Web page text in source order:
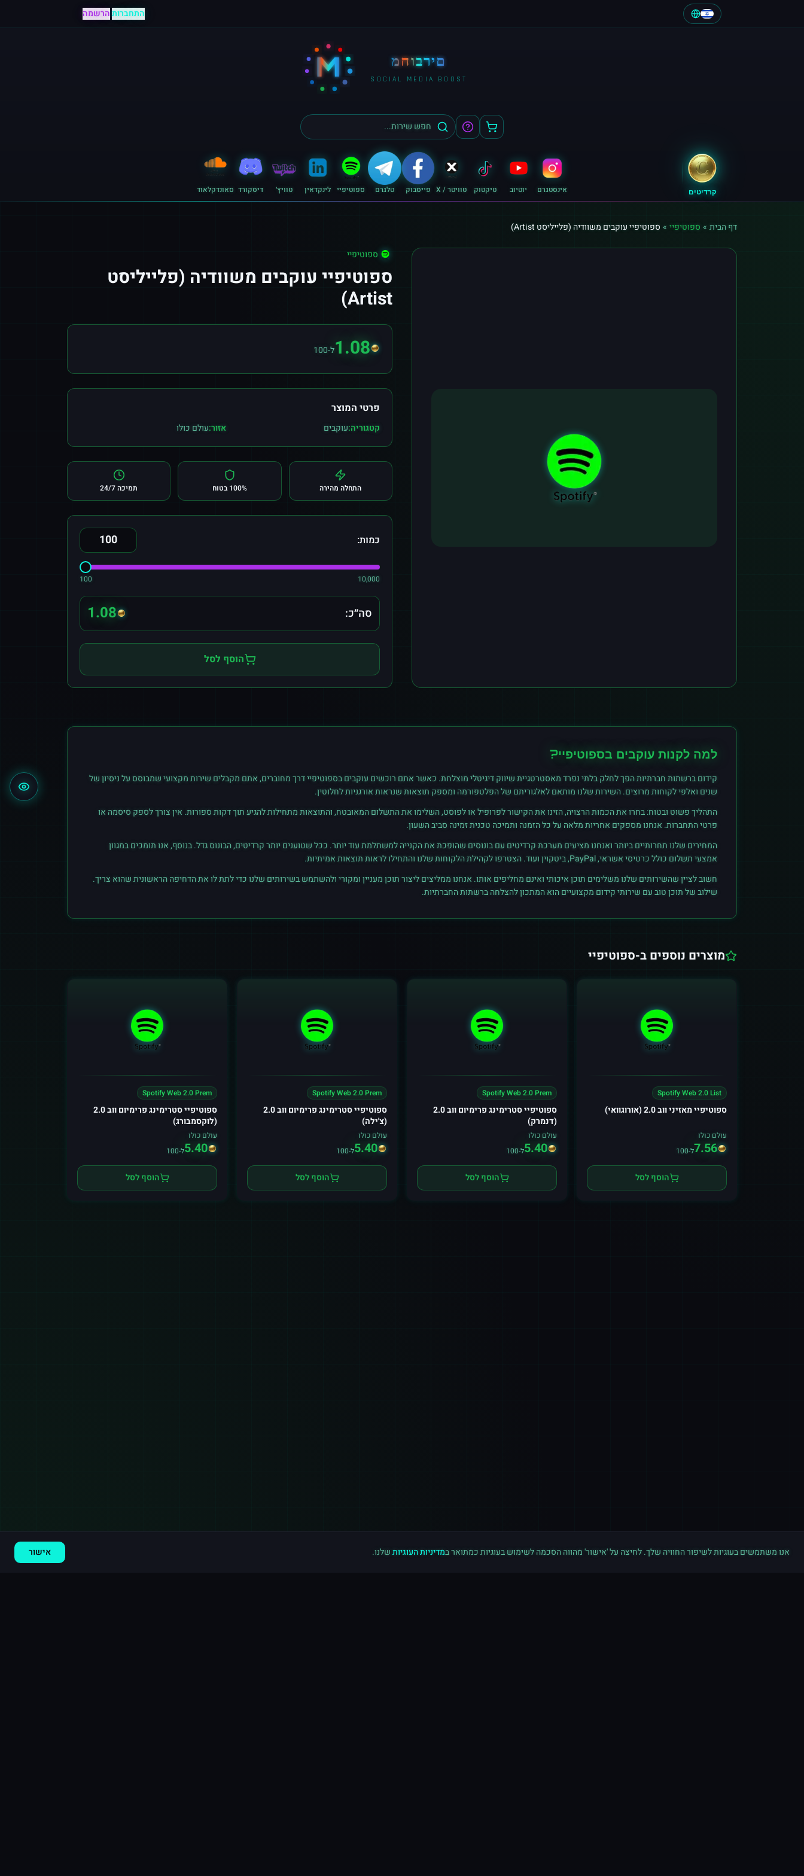
התחברות|הרשמה
M מחוברים
SOCIAL MEDIA BOOST
קרדיטים אינסטגרם יוטיוב טיקטוק טוויטר / X פייסבוק טלגרם ספוטיפיי לינקדאין טוויץ׳ דיסקורד סאונדקלאוד
דף הבית » ספוטיפיי » ספוטיפיי עוקבים משוודיה (פלייליסט Artist)
ספוטיפיי
ספוטיפיי עוקבים משוודיה (פלייליסט
Artist)
1.08ל-100
פרטי המוצר
קטגוריה:עוקבים אזור:עולם כולו
התחלה מהירה 100% בטוח תמיכה 24/7
כמות:
100 10,000
סה״כ: 1.08
הוסף לסל
למה לקנות עוקבים בספוטיפיי?
קידום ברשתות חברתיות הפך לחלק בלתי נפרד מאסטרטגיית שיווק דיגיטלי מוצלחת. כאשר אתם רוכשים עוקביםבספוטיפיידרך מחוברים, אתם מקבלים שירות מקצועי שמבוסס על ניסיון של
שנים ואלפי לקוחות מרוצים. השירות שלנו מותאם לאלגוריתם של הפלטפורמה ומספק תוצאות שנראות אורגניות לחלוטין.
התהליך פשוט ובטוח: בחרו את הכמות הרצויה, הזינו את הקישור לפרופיל או לפוסט, השלימו את התשלום המאובטח, והתוצאות מתחילות להגיע תוך דקות ספורות. אין צורך לספק סיסמה או
פרטי התחברות. אנחנו מספקים אחריות מלאה על כל הזמנה ותמיכה טכנית זמינה סביב השעון.
המחירים שלנו תחרותיים ביותר ואנחנו מציעים מערכת קרדיטים עם בונוסים שהופכת את הקנייה למשתלמת עוד יותר. ככל שטוענים יותר קרדיטים, הבונוס גדל. בנוסף, אנו תומכים במגוון
אמצעי תשלום כולל כרטיסי אשראי, PayPal, ביטקוין ועוד. הצטרפו לקהילת הלקוחות שלנו והתחילו לראות תוצאות אמיתיות.
חשוב לציין שהשירותים שלנו משלימים תוכן איכותי ואינם מחליפים אותו. אנחנו ממליצים ליצור תוכן מעניין ומקורי ולהשתמש בשירותים שלנו כדי לתת לו את הדחיפה הראשונית שהוא צריך.
שילוב של תוכן טוב עם שירותי קידום מקצועיים הוא המתכון להצלחה ברשתות החברתיות.
מוצרים נוספים ב-ספוטיפיי
Spotify Web 2.0 List
ספוטיפיי מאזיני ווב 2.0 (אורוגוואי)
עולם כולו
7.56ל-100
הוסף לסל
Spotify Web 2.0 Prem
ספוטיפיי סטרימינג פרימיום ווב 2.0
(דנמרק)
עולם כולו
5.40ל-100
הוסף לסל
Spotify Web 2.0 Prem
ספוטיפיי סטרימינג פרימיום ווב 2.0
(צ'ילה)
עולם כולו
5.40ל-100
הוסף לסל
Spotify Web 2.0 Prem
ספוטיפיי סטרימינג פרימיום ווב 2.0
(לוקסמבורג)
עולם כולו
5.40ל-100
הוסף לסל
חיפה·500 תגובות
אנו משתמשים בעוגיות לשיפור החוויה שלך. לחיצה על 'אישור' מהווה הסכמה לשימוש בעוגיות כמתואר במדיניות העוגיותשלנו. אישור